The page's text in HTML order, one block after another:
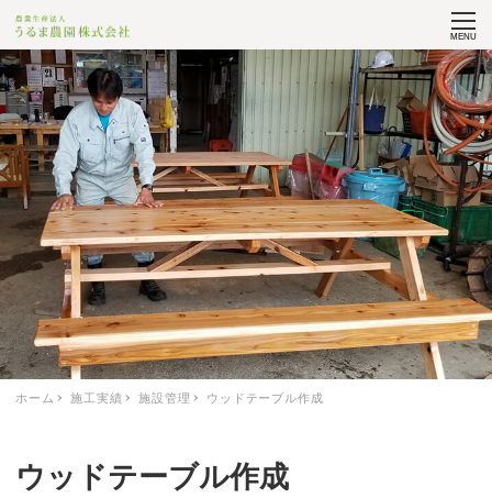
MENU
ホーム 施工実績 施設管理 ウッドテーブル作成
ウッドテーブル作成